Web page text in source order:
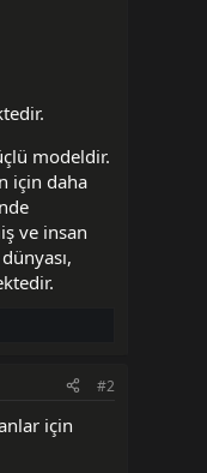
modeldir.
için daha
ve insan
#2
için